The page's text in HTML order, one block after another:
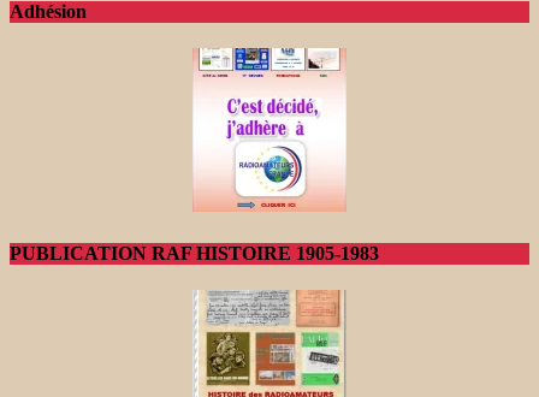
Adhésion
PUBLICATION RAF HISTOIRE 1905-1983